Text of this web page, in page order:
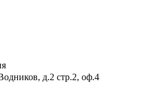
д.2 стр.2, оф.4